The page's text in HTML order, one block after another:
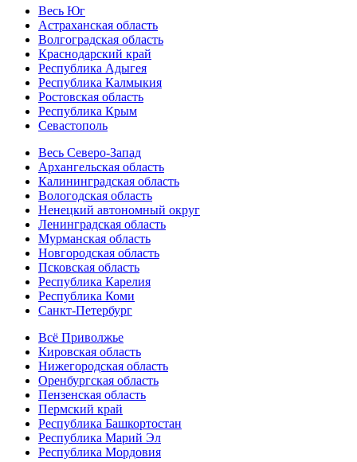
Весь Юг
Астраханская область
Волгоградская область
Краснодарский край
Республика Адыгея
Республика Калмыкия
Ростовская область
Республика Крым
Севастополь
Весь Северо-Запад
Архангельская область
Калининградская область
Вологодская область
Ненецкий автономный округ
Ленинградская область
Мурманская область
Новгородская область
Псковская область
Республика Карелия
Республика Коми
Санкт-Петербург
Всё Приволжье
Кировская область
Нижегородская область
Оренбургская область
Пензенская область
Пермский край
Республика Башкортостан
Республика Марий Эл
Республика Мордовия